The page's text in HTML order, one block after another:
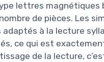
lettres magnétiques
de pièces. Les
à la lecture
ce qui est
de la lecture,